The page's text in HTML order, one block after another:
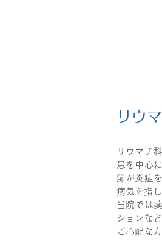
リウ
リウマチ
患を中心
節が炎症
病気を指し
当院では
ションな
ご心配な